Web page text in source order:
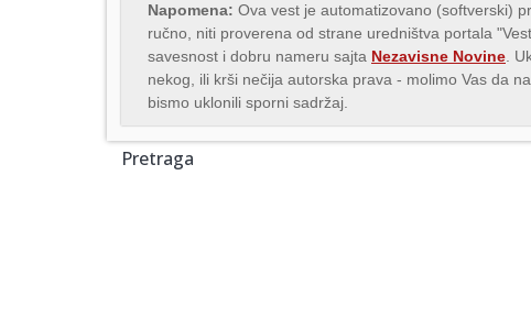
Napomena: Ova vest je automatizovano (softverski)
ručno, niti proverena od strane uredništva portala
savesnost i dobru nameru sajta Nezavisne Novine .
nekog, ili krši nečija autorska prava - molimo Vas da
bismo uklonili sporni sadržaj.
Pretraga